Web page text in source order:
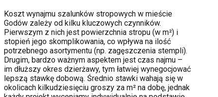
Koszt wynajmu szalunków stropowych w mieście
Godów zależy od kilku kluczowych czynników.
Pierwszym z nich jest powierzchnia stropu (w m²) i
stopień jego skomplikowania, co wpływa na ilość
potrzebnego asortymentu (np. zagęszczenia stempli).
Drugim, bardzo ważnym aspektem jest czas najmu –
im dłuższy okres dzierżawy, tym łatwiej wynegocjować
lepszą stawkę dobową. Średnio stawki wahają się w
okolicach kilkudziesięciu groszy za m² na dobę, jednak